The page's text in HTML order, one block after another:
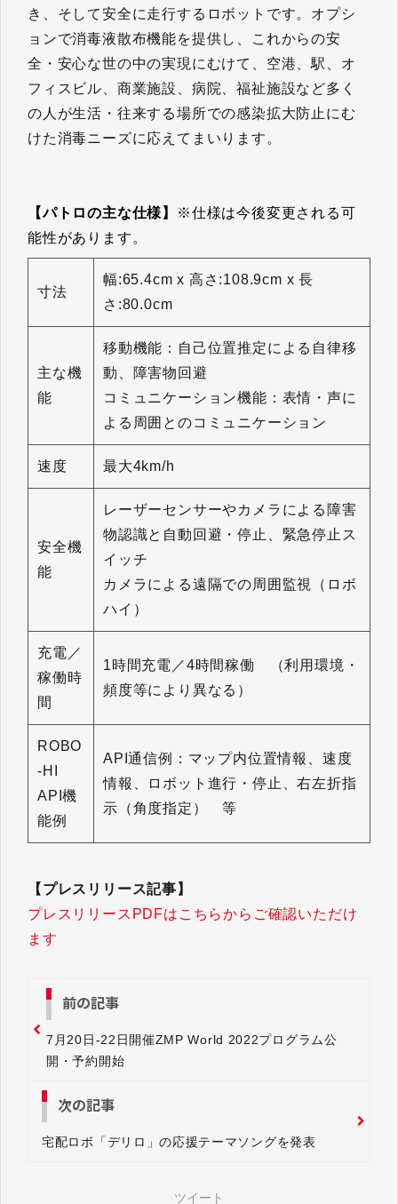
き、そして安全に走行するロボットです。オプシ
ョンで消毒液散布機能を提供し、これからの安
全・安心な世の中の実現にむけて、空港、駅、オ
フィスビル、商業施設、病院、福祉施設など多く
の人が生活・往来する場所での感染拡大防止にむ
けた消毒ニーズに応えてまいります。
【パトロの主な仕様】
※仕様は今後変更される可
能性があります。
寸法
幅:65.4cm x 高さ:108.9cm x 長
さ:80.0cm
主な機
能
移動機能：自己位置推定による自律移
動、障害物回避
コミュニケーション機能：表情・声に
よる周囲とのコミュニケーション
速度 最大4km/h
安全機
能
レーザーセンサーやカメラによる障害
物認識と自動回避・停止、緊急停止ス
イッチ
カメラによる遠隔での周囲監視（ロボ
ハイ）
充電／
稼働時
間
1時間充電／4時間稼働 （利用環境・
頻度等により異なる）
ROBO
-HI
API機
能例
API通信例：マップ内位置情報、速度
情報、ロボット進行・停止、右左折指
示（角度指定） 等
【プレスリリース記事】
プレスリリースPDFはこちらからご確認いただけ
ます
前の記事
7月20日-22日開催ZMP World 2022プログラム公
開・予約開始
次の記事
宅配ロボ「デリロ」の応援テーマソングを発表
ツイート